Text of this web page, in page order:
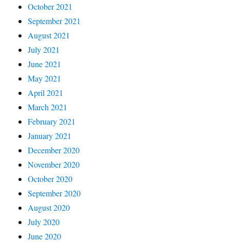
October 2021
September 2021
August 2021
July 2021
June 2021
May 2021
April 2021
March 2021
February 2021
January 2021
December 2020
November 2020
October 2020
September 2020
August 2020
July 2020
June 2020